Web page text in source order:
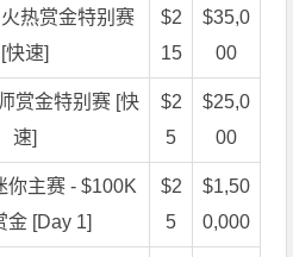
热赏金特别赛
[快速]
$2
15
$35,0
00
赏金特别赛 [快
速]
$2
5
$25,0
00
你主赛 - $100K
金 [Day 1]
$2
5
$1,50
0,000